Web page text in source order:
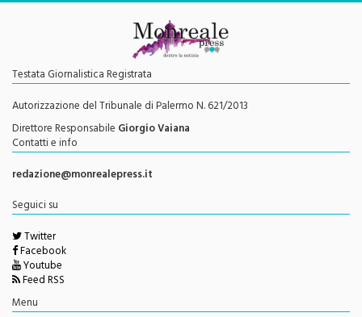
Testata Giornalistica Registrata
Autorizzazione del Tribunale di Palermo N. 621/2013
Direttore ResponsabileGiorgio Vaiana
Contatti e info
redazione@monrealepress.it
Seguici su
Twitter
Facebook
Youtube
Feed RSS